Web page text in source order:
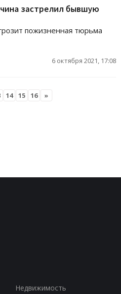
застрелил бывшую
пожизненная тюрьма
6 октября 2021, 17:08
14 15 16 »
Недвижимость